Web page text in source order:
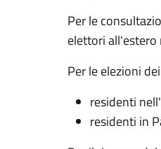
Per le
elettori all'estero
Per le elezioni
residenti
residenti in